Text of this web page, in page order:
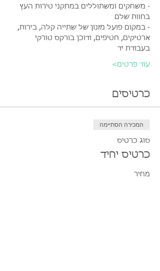
- משחקים ומשתוללים במתקני טירות העץ
בחוות שלם
- במקום פועל מזנון של שתייה קלה, בירות,
ארטיקים, חטיפים, ודוכן בורקס טורקי
בעבודת יד
עוד פרטים>
כרטיסים
המכירה הסתיימה
סוג כרטיס
כרטיס יחיד
מחיר